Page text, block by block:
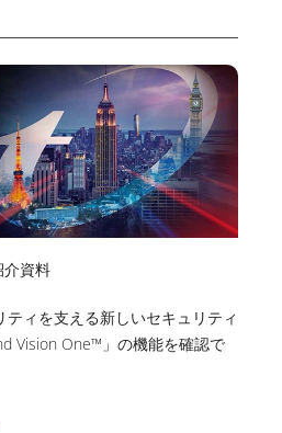
資料
ティを支える新しいセキュリティ
Vision One™」の機能を確認で